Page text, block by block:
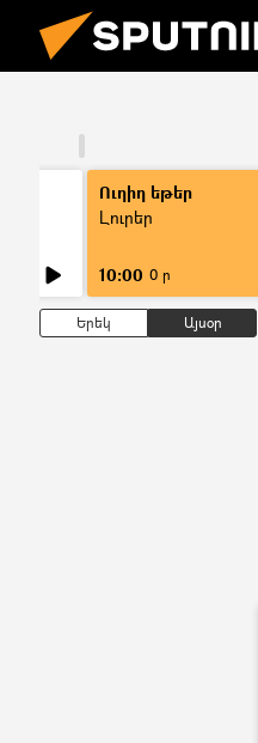
Ուղիղ եթեր
Լուրեր
10:00 0 ր
Երեկ Այսօր